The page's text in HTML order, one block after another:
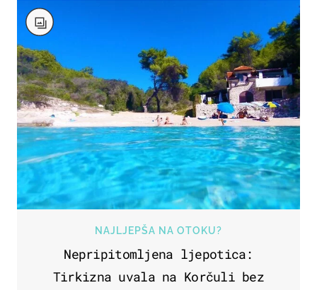
NAJLJEPŠA NA OTOKU?
Nepripitomljena ljepotica:
Tirkizna uvala na Korčuli bez